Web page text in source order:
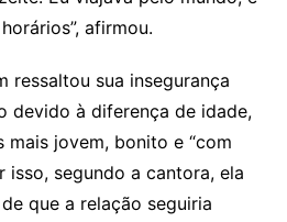
afirmou.
ressaltou sua insegurança
devido à diferença de idade,
mais jovem, bonito e “com
isso, segundo a cantora, ela
que a relação seguiria